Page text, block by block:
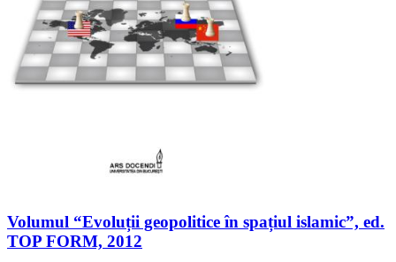
Volumul “Evoluții geopolitice în spațiul islamic”, ed.
TOP FORM, 2012